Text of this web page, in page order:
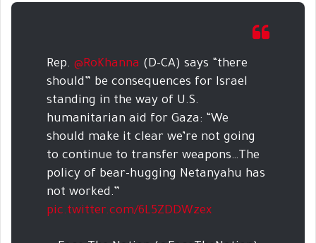
Rep. @RoKhanna (D-CA) says “there
should” be consequences for Israel
standing in the way of U.S.
humanitarian aid for Gaza: “We
should make it clear we’re not going
to continue to transfer weapons…The
policy of bear-hugging Netanyahu has
not worked.”
pic.twitter.com/6L5ZDDWzex